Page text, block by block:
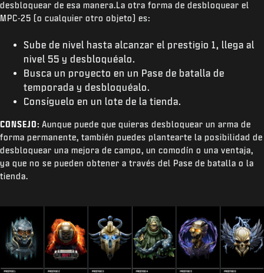
desbloquear de esa manera.La otra forma de desbloquear el
MPC-25 (o cualquier otro objeto) es:
Sube de nivel hasta alcanzar el prestigio 1, llega al
nivel 55 y desbloquéalo.
Busca un proyecto en un Pase de batalla de
temporada y desbloquéalo.
Consíguelo en un lote de la tienda.
CONSEJO: Aunque puede que quieras desbloquear un arma de
forma permanente, también puedes plantearte la posibilidad de
desbloquear una mejora de campo, un comodín o una ventaja,
ya que no se pueden obtener a través del Pase de batalla o la
tienda.